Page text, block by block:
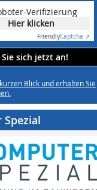
Verifizierung
Hier klicken
FriendlyCaptcha ⇗
sich jetzt an!
Blick und erhalten Sie
Spezial